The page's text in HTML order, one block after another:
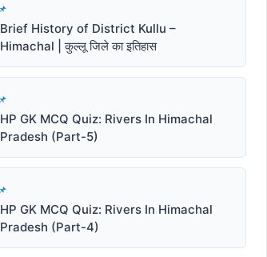
Brief History of District Kullu –
Himachal | कुल्लू जिले का इतिहास
HP GK MCQ Quiz: Rivers In Himachal
Pradesh (Part-5)
HP GK MCQ Quiz: Rivers In Himachal
Pradesh (Part-4)